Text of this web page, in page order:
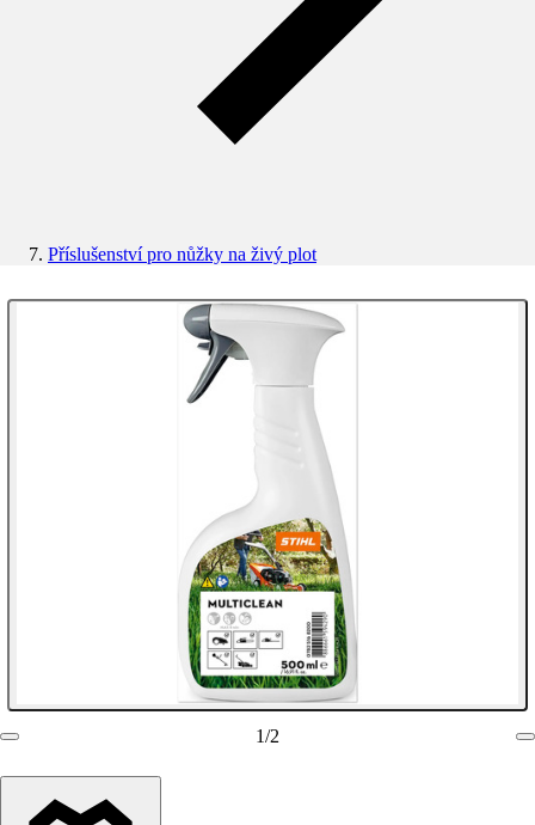
Příslušenství pro nůžky na živý plot
1/2